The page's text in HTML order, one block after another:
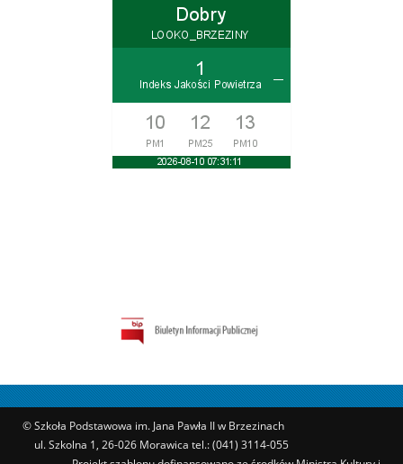
© Szkoła Podstawowa im. Jana Pawła II w Brzezinach
ul. Szkolna 1, 26-026 Morawica tel.: (041) 3114-055